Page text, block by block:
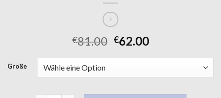
€81.00 €62.00
Größe